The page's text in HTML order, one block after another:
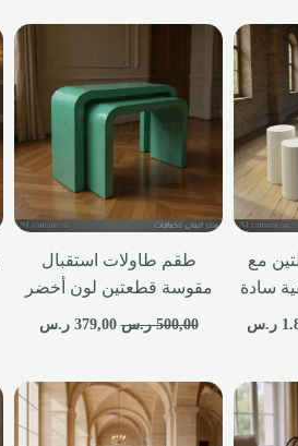
مع
سادة
ر.س
طقم طاولات استقبال
مقوسة قطعتين لون أخضر
500,00 ر.س 379,00 ر.س